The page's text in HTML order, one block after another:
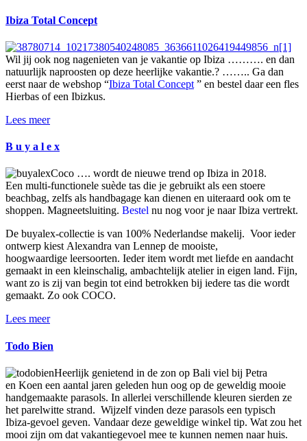
Ibiza Total Concept
Wil jij ook nog nagenieten van je vakantie op Ibiza ………. en dan
natuurlijk naproosten op deze heerlijke vakantie.? …….. Ga dan
eerst naar de webshop “Ibiza Total Concept ” en bestel daar een fles
Hierbas of een Ibizkus.
Lees meer
B u y a l e x
Coco …. wordt de nieuwe trend op Ibiza in 2018.
Een multi-functionele suède tas die je gebruikt als een stoere
beachbag, zelfs als handbagage kan dienen en uiteraard ook om te
shoppen. Magneetsluiting. Bestel nu nog voor je naar Ibiza vertrekt.
De buyalex-collectie is van 100% Nederlandse makelij. Voor ieder
ontwerp kiest Alexandra van Lennep de mooiste,
hoogwaardige leersoorten. Ieder item wordt met liefde en aandacht
gemaakt in een kleinschalig, ambachtelijk atelier in eigen land. Fijn,
want zo is zij van begin tot eind betrokken bij iedere tas die wordt
gemaakt. Zo ook COCO.
Lees meer
Todo Bien
Heerlijk genietend in de zon op Bali viel bij Petra
en Koen een aantal jaren geleden hun oog op de geweldig mooie
handgemaakte parasols. In allerlei verschillende kleuren sierden ze
het parelwitte strand. Wijzelf vinden deze parasols een typisch
Ibiza-gevoel geven. Vandaar deze geweldige winkel tip. Wat zou het
mooi zijn om dat vakantiegevoel mee te kunnen nemen naar huis.